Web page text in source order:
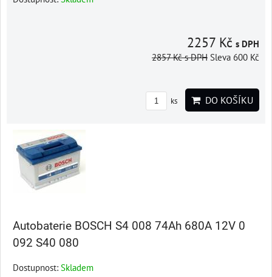
2257 Kč s DPH
2857 Kčs DPH Sleva 600 Kč
ks DO KOŠÍKU
Autobaterie BOSCH S4 008 74Ah 680A 12V 0
092 S40 080
Dostupnost: Skladem